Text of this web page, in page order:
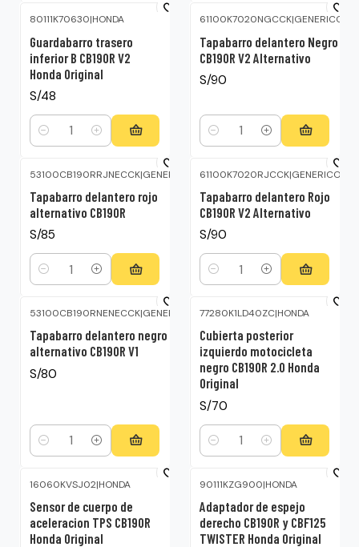
80111K70630|HONDA
Guardabarro trasero
inferior B CB190R V2
Honda Original
S/48
Cantidad
61100K7020NGCCK|GENERICO
Tapabarro delantero Negro
CB190R V2 Alternativo
S/90
Cantidad
53100CB190RRJNECCK|GENERICO
Tapabarro delantero rojo
alternativo CB190R
S/85
Cantidad
61100K7020RJCCK|GENERICO
Tapabarro delantero Rojo
CB190R V2 Alternativo
S/90
Cantidad
53100CB190RNENECCK|GENERICO
Tapabarro delantero negro
alternativo CB190R V1
S/80
Cantidad
77280K1LD40ZC|HONDA
Cubierta posterior
izquierdo motocicleta
negro CB190R 2.0 Honda
Original
S/70
Cantidad
16060KVSJ02|HONDA
Sensor de cuerpo de
aceleracion TPS CB190R
Honda Original
90111KZG900|HONDA
Adaptador de espejo
derecho CB190R y CBF125
TWISTER Honda Original